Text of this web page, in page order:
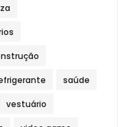
saúde
vestuário